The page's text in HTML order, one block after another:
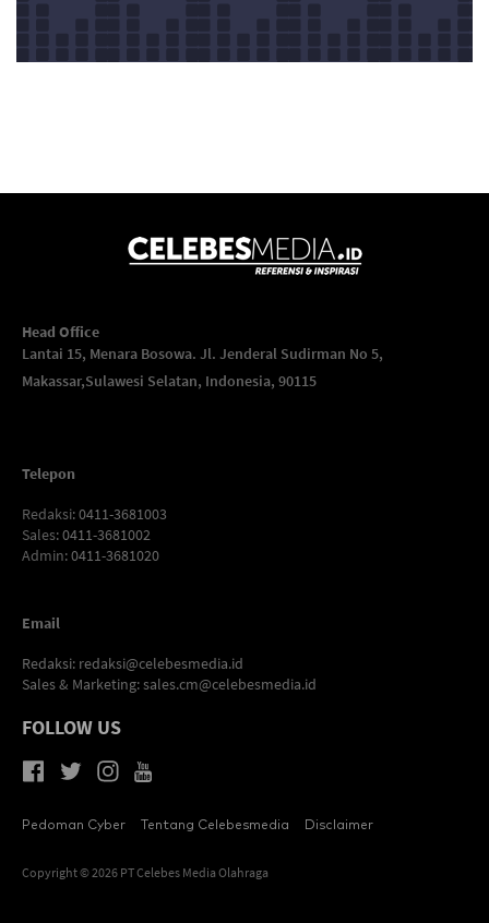
Head Office
Lantai 15, Menara Bosowa. Jl. Jenderal Sudirman No 5,
Makassar,Sulawesi Selatan, Indonesia, 90115
Telepon
Redaksi: 0411-3681003
Sales: 0411-3681002
Admin: 0411-3681020
Email
Redaksi: redaksi@celebesmedia.id
Sales & Marketing:sales.cm@celebesmedia.id
FOLLOW US
Pedoman Cyber Tentang Celebesmedia Disclaimer
Copyright © 2026 PT Celebes Media Olahraga